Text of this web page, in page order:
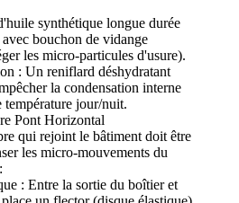
synthétique longue durée
bouchon de vidange
les micro-particules d'usure).
: Un reniflard déshydratant
la condensation interne
température jour/nuit.
Pont Horizontal
qui rejoint le bâtiment doit être
les micro-mouvements du
: Entre la sortie du boîtier et